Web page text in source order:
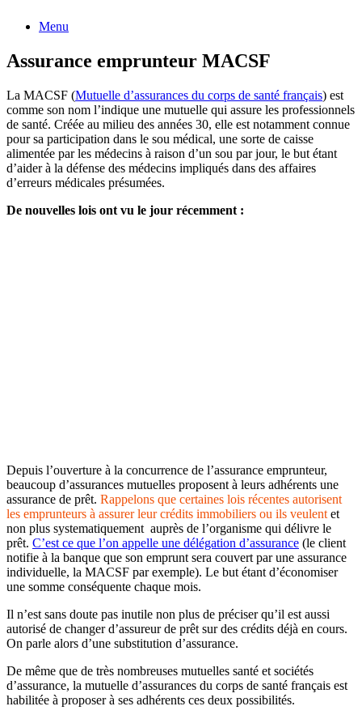
Menu
Assurance emprunteur MACSF
La MACSF (Mutuelle d’assurances du corps de santé français) est
comme son nom l’indique une mutuelle qui assure les professionnels
de santé. Créée au milieu des années 30, elle est notamment connue
pour sa participation dans le sou médical, une sorte de caisse
alimentée par les médecins à raison d’un sou par jour, le but étant
d’aider à la défense des médecins impliqués dans des affaires
d’erreurs médicales présumées.
De nouvelles lois ont vu le jour récemment :
Depuis l’ouverture à la concurrence de l’assurance emprunteur,
beaucoup d’assurances mutuelles proposent à leurs adhérents une
assurance de prêt. Rappelons que certaines lois récentes autorisent
les emprunteurs à assurer leur crédits immobiliers ou ils veulent et
non plus systematiquement auprès de l’organisme qui délivre le
prêt. C’est ce que l’on appelle une délégation d’assurance (le client
notifie à la banque que son emprunt sera couvert par une assurance
individuelle, la MACSF par exemple). Le but étant d’économiser
une somme conséquente chaque mois.
Il n’est sans doute pas inutile non plus de préciser qu’il est aussi
autorisé de changer d’assureur de prêt sur des crédits déjà en cours.
On parle alors d’une substitution d’assurance.
De même que de très nombreuses mutuelles santé et sociétés
d’assurance, la mutuelle d’assurances du corps de santé français est
habilitée à proposer à ses adhérents ces deux possibilités.